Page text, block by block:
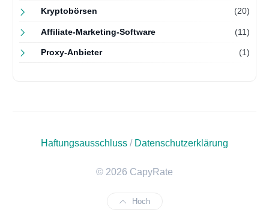
Kryptobörsen (20)
Affiliate-Marketing-Software (11)
Proxy-Anbieter (1)
Haftungsausschluss / Datenschutzerklärung
© 2026 CapyRate
Hoch